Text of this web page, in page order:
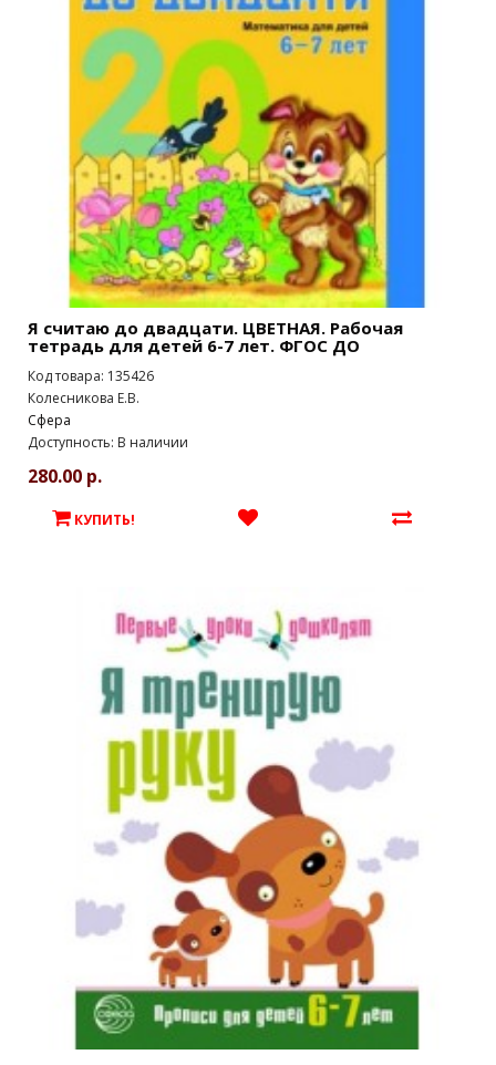
Я считаю до двадцати. ЦВЕТНАЯ. Рабочая
тетрадь для детей 6-7 лет. ФГОС ДО
Код товара: 135426
Колесникова Е.В.
Сфера
Доступность: В наличии
280.00 р.
КУПИТЬ!